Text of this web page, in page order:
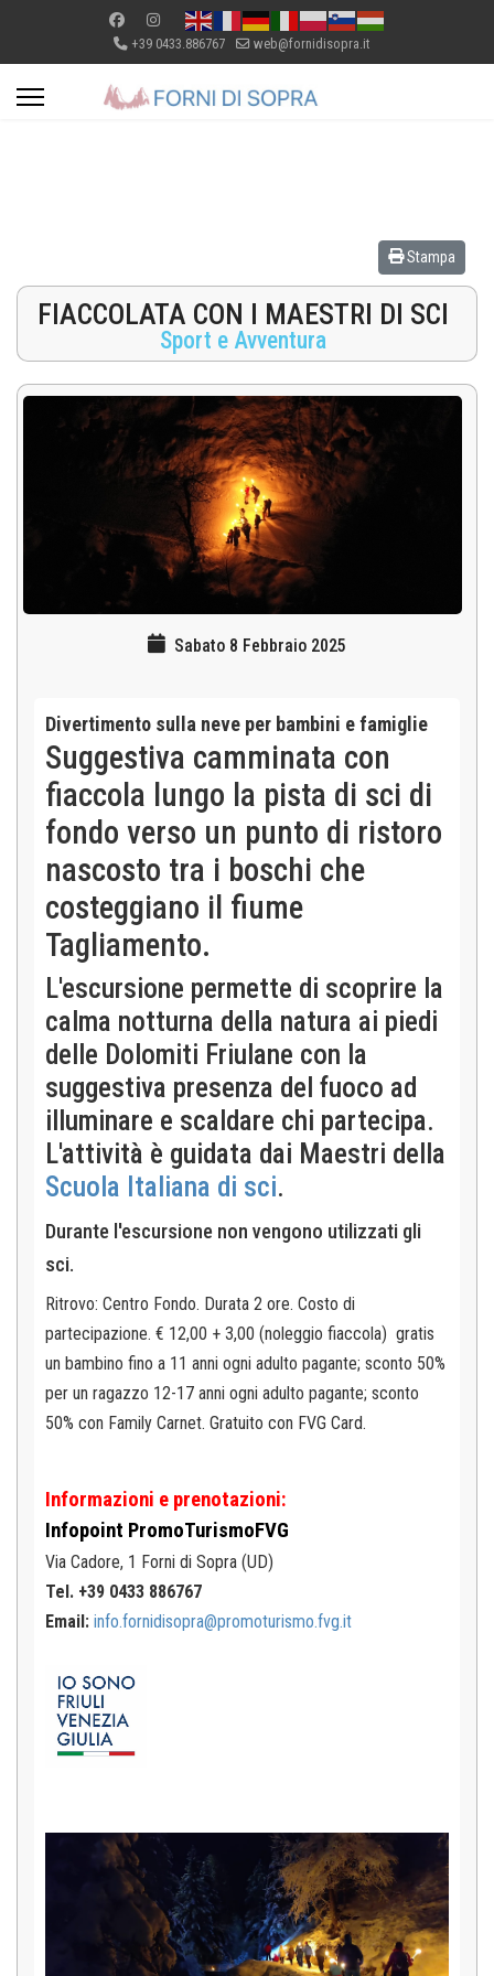
+39 0433.886767 web@fornidisopra.it
Stampa
FIACCOLATA CON I MAESTRI DI SCI
Sport e Avventura
Sabato 8 Febbraio 2025
Divertimento sulla neve per bambini e famiglie
Suggestiva camminata con
fiaccola lungo la pista di sci di
fondo verso un punto di ristoro
nascosto tra i boschi che
costeggiano il fiume
Tagliamento.
L'escursione permette di scoprire la
calma notturna della natura ai piedi
delle Dolomiti Friulane con la
suggestiva presenza del fuoco ad
illuminare e scaldare chi partecipa.
L'attività è guidata dai Maestri della
Scuola Italiana di sci.
Durante l'escursione non vengono utilizzati gli
sci.
Ritrovo: Centro Fondo. Durata 2 ore. Costo di
partecipazione. € 12,00 + 3,00 (noleggio fiaccola) gratis
un bambino fino a 11 anni ogni adulto pagante; sconto 50%
per un ragazzo 12-17 anni ogni adulto pagante; sconto
50% con Family Carnet. Gratuito con FVG Card.
Informazioni e prenotazioni:
Infopoint PromoTurismoFVG
Via Cadore, 1 Forni di Sopra (UD)
Tel. +39 0433 886767
Email: info.fornidisopra@promoturismo.fvg.it